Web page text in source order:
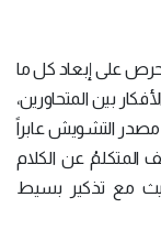
على إبعاد كل ما
بين المتحاورين،
مصدر التشويش عابراً
المتكلمُ عن الكلام
مع تذكير بسيط